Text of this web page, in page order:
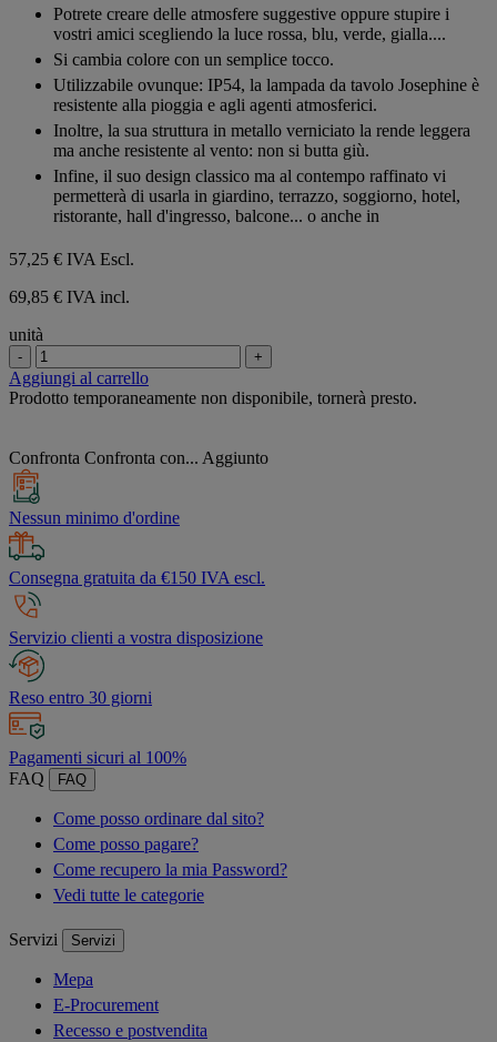
Potrete creare delle atmosfere suggestive oppure stupire i
vostri amici scegliendo la luce rossa, blu, verde, gialla....
Si cambia colore con un semplice tocco.
Utilizzabile ovunque: IP54, la lampada da tavolo Josephine è
resistente alla pioggia e agli agenti atmosferici.
Inoltre, la sua struttura in metallo verniciato la rende leggera
ma anche resistente al vento: non si butta giù.
Infine, il suo design classico ma al contempo raffinato vi
permetterà di usarla in giardino, terrazzo, soggiorno, hotel,
ristorante, hall d'ingresso, balcone... o anche in
57,25 € IVA Escl.
69,85 € IVA incl.
unità
- +
Aggiungi al carrello
Prodotto temporaneamente non disponibile, tornerà presto.
Confronta Confronta con... Aggiunto
Nessun minimo d'ordine
Consegna gratuita da €150 IVA escl.
Servizio clienti a vostra disposizione
Reso entro 30 giorni
Pagamenti sicuri al 100%
FAQ
FAQ
Come posso ordinare dal sito?
Come posso pagare?
Come recupero la mia Password?
Vedi tutte le categorie
Servizi Servizi
Mepa
E-Procurement
Recesso e postvendita